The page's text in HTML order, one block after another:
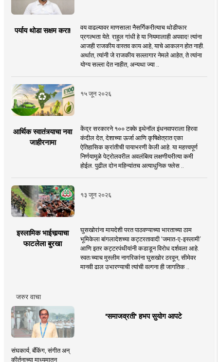
पर्याय थोडा सक्षम करा!
वय वाढल्यावर माणसाला नैसर्गिकरीत्याच थोडीफार
प्रगल्भता येते. राहुल गांधी हे या नियमालाही अपवाद! त्यांना
आजही राजकीय वास्तव काय आहे, याचे आकलन होत नाही.
अर्थात, त्यांनी जे राजकीय सल्लागार नेमले आहेत, ते त्यांना
योग्य सल्ला देत नाहीत, अन्यथा ज्या ..
१५ जून २०२६
आर्थिक स्वातंत्र्याचा नवा
जाहीरनामा
केंद्र सरकारने १०० टक्के इथेनॉल इंधनवापराला हिरवा
कंदील देत, देशाच्या ऊर्जा आणि कृषिक्षेत्रात एका
ऐतिहासिक क्रांतीची पायाभरणी केली आहे. या महत्त्वपूर्ण
निर्णयामुळे पेट्रोलवरील अवलंबित्व लक्षणीयरीत्या कमी
होईल. पुढील दोन महिन्यांतच अत्याधुनिक फ्लेस ..
१३ जून २०२६
इस्लामिक भाईचार्‍याचा
फाटलेला बुरखा
घुसखोरांना मायदेशी परत पाठवण्याच्या भारताच्या ठाम
भूमिकेला बांगलादेशच्या कट्टरतावादी ‘जमात-ए-इस्लामी’
आणि इतर कट्टरपंथीयांनी कडाडून विरोध दर्शवला आहे.
स्वतःच्याच मुस्लीम नागरिकांना घुसखोर ठरवून, सीमेवर
मानवी ढाल उभारण्याची त्यांची वल्गना ही जागतिक ..
जरुर वाचा
'समाजव्रती' हभप सुयोग आपटे
संघकार्य, बँकिंग, संगीत अन्
कीर्तनाच्या माध्यमातून